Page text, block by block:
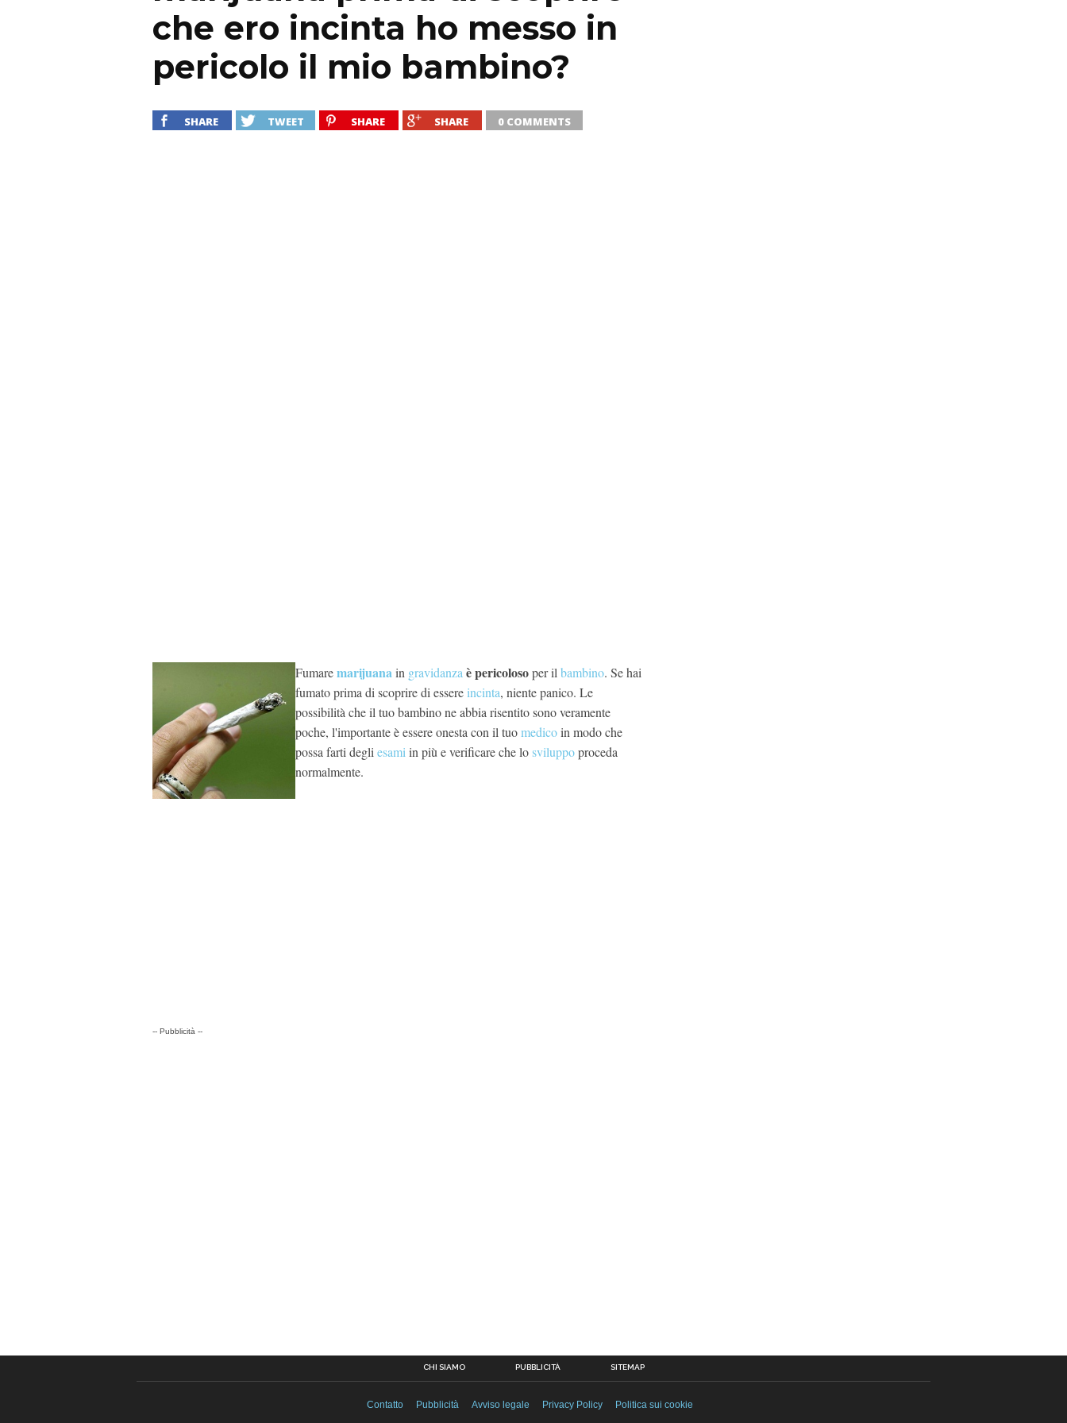
che ero incinta ho messo in
pericolo il mio bambino?
SHARE TWEET SHARE SHARE 0 COMMENTS
Fumaremarijuanain gravidanza è pericolosoper il bambino. Se hai
fumato prima di scoprire di essere incinta, niente panico. Le
possibilità che il tuo bambino ne abbia risentito sono veramente
poche, l'importante è essere onesta con il tuomedicoin modo che
possa farti degli esami in più e verificare che losviluppoproceda
normalmente.
-- Pubblicità --
CHI SIAMO PUBBLICITÀ SITEMAP
Contatto Pubblicità Avviso legale Privacy Policy Politica sui cookie